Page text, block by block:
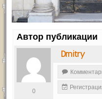
Автор публикации
Dmitry
0